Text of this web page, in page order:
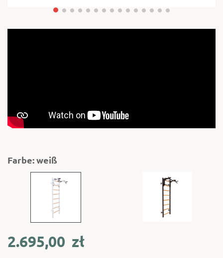
Farbe: weiß
2.695,00 zł